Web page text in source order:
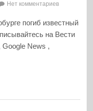
Нет комментариев
погиб известный
на Вести
News ,